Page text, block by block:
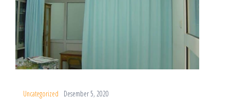
Uncategorized Desember 5, 2020